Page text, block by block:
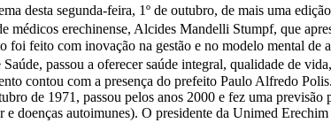
desta segunda-feira, 1º de outubro, de mais uma
erechinense, Alcides Mandelli Stumpf, que
foi feito com inovação na gestão e no modelo mental
passou a oferecer saúde integral, qualidade de
contou com a presença do prefeito Paulo Alfredo
de 1971, passou pelos anos 2000 e fez uma
doenças autoimunes). O presidente da Unimed